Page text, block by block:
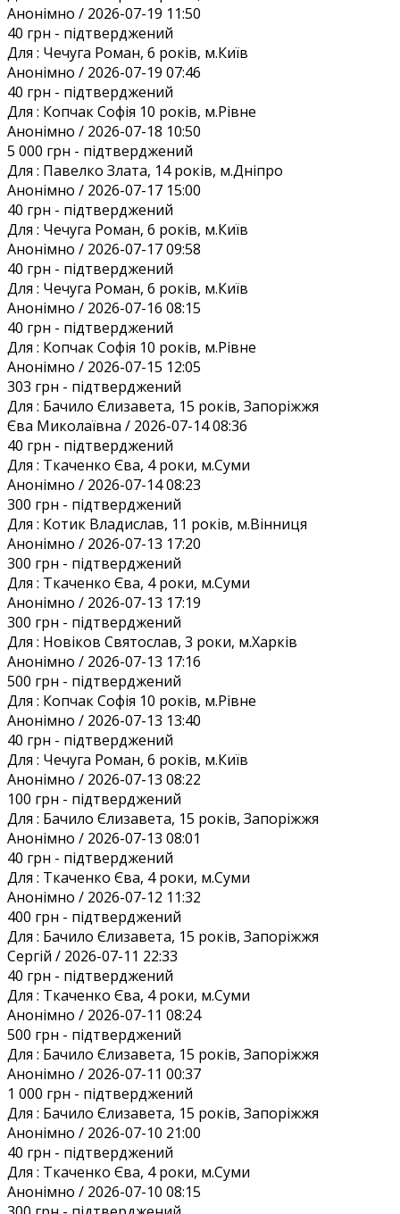
Анонiмно / 2026-07-19 11:50
40 грн - підтверджений
Для : Чечуга Роман, 6 років, м.Київ
Анонiмно / 2026-07-19 07:46
40 грн - підтверджений
Для : Копчак Софія 10 років, м.Рівне
Анонiмно / 2026-07-18 10:50
5 000 грн - підтверджений
Для : Павелко Злата, 14 років, м.Дніпро
Анонiмно / 2026-07-17 15:00
40 грн - підтверджений
Для : Чечуга Роман, 6 років, м.Київ
Анонiмно / 2026-07-17 09:58
40 грн - підтверджений
Для : Чечуга Роман, 6 років, м.Київ
Анонiмно / 2026-07-16 08:15
40 грн - підтверджений
Для : Копчак Софія 10 років, м.Рівне
Анонiмно / 2026-07-15 12:05
303 грн - підтверджений
Для : Бачило Єлизавета, 15 років, Запоріжжя
Єва Миколаївна / 2026-07-14 08:36
40 грн - підтверджений
Для : Ткаченко Єва, 4 роки, м.Суми
Анонiмно / 2026-07-14 08:23
300 грн - підтверджений
Для : Котик Владислав, 11 років, м.Вінниця
Анонiмно / 2026-07-13 17:20
300 грн - підтверджений
Для : Ткаченко Єва, 4 роки, м.Суми
Анонiмно / 2026-07-13 17:19
300 грн - підтверджений
Для : Новіков Святослав, 3 роки, м.Харків
Анонiмно / 2026-07-13 17:16
500 грн - підтверджений
Для : Копчак Софія 10 років, м.Рівне
Анонiмно / 2026-07-13 13:40
40 грн - підтверджений
Для : Чечуга Роман, 6 років, м.Київ
Анонiмно / 2026-07-13 08:22
100 грн - підтверджений
Для : Бачило Єлизавета, 15 років, Запоріжжя
Анонiмно / 2026-07-13 08:01
40 грн - підтверджений
Для : Ткаченко Єва, 4 роки, м.Суми
Анонiмно / 2026-07-12 11:32
400 грн - підтверджений
Для : Бачило Єлизавета, 15 років, Запоріжжя
Сергій / 2026-07-11 22:33
40 грн - підтверджений
Для : Ткаченко Єва, 4 роки, м.Суми
Анонiмно / 2026-07-11 08:24
500 грн - підтверджений
Для : Бачило Єлизавета, 15 років, Запоріжжя
Анонiмно / 2026-07-11 00:37
1 000 грн - підтверджений
Для : Бачило Єлизавета, 15 років, Запоріжжя
Анонiмно / 2026-07-10 21:00
40 грн - підтверджений
Для : Ткаченко Єва, 4 роки, м.Суми
Анонiмно / 2026-07-10 08:15